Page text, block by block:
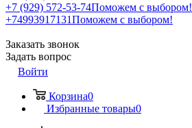
+7 (929) 572-53-74Поможем с выбором!
+74993917131Поможем с выбором!
Заказать звонок
Задать вопрос
Войти
Корзина0
Избранные товары0